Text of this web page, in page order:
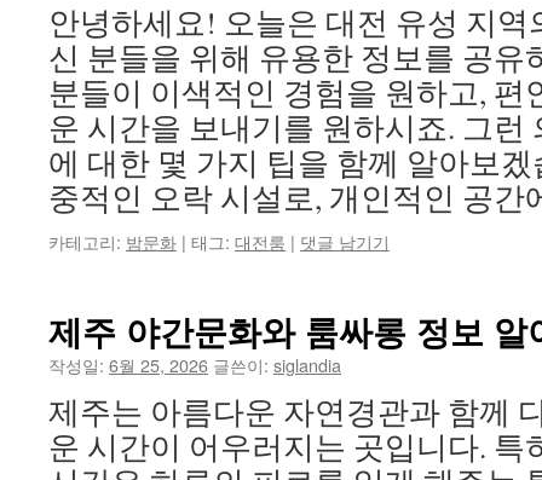
안녕하세요! 오늘은 대전 유성 지역
신 분들을 위해 유용한 정보를 공유
분들이 이색적인 경험을 원하고, 편
운 시간을 보내기를 원하시죠. 그런
에 대한 몇 가지 팁을 함께 알아보
중적인 오락 시설로, 개인적인 공
카테고리: 밤문화 | 태그: 대전룸 | 댓글 남기기
제주 야간문화와 룸싸롱 정보 알
작성일: 6월 25, 2026 글쓴이: siglandia
제주는 아름다운 자연경관과 함께
운 시간이 어우러지는 곳입니다. 특